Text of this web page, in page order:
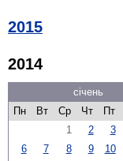
2015
2014
січень
Пн
Вт Ср Чт Пт
1
2 3
6
7 8 9 10